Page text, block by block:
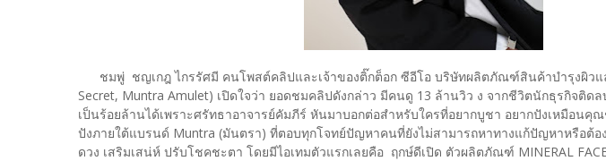
ชมพู่ ชญเกฎ ไกรรัศมี คนโพสต์คลิปและเจ้าของติ๊กต็อก ซีอีโอ บริษัทผลิตภัณฑ์สินค้าบำรุงผิวแล
Secret, Muntra Amulet) เปิดใจว่า ยอดชมคลิปดังกล่าว มีคนดู 13 ล้านวิว ง จากชีวิตนักธุรกิจติ
เป็นร้อยล้านได้เพราะศรัทธาอาจารย์คัมภีร์ หันมาบอกต่อสำหรับใครที่อยากบูชา อยากปังเหมือนคุ
ปังภายใต้แบรนด์ Muntra (มันตรา) ที่ตอบทุกโจทย์ปัญหาคนที่ยังไม่สามารถหาทางแก้ปัญหาหรือต้อง
ดวง เสริมเสน่ห์ ปรับโชคชะตา โดยมีไอเทมตัวแรกเลยคือ ฤกษ์ดีเปิด ตัวผลิตภัณฑ์ MINERAL